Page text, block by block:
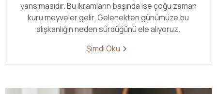
yansımasıdır. Bu ikramların başında ise çoğu zaman
kuru meyveler gelir. Gelenekten günümüze bu
alışkanlığın neden sürdüğünü ele alıyoruz.
Şimdi Oku